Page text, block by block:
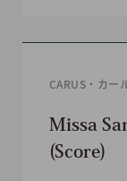
CARUS・カー
Missa
(Score)